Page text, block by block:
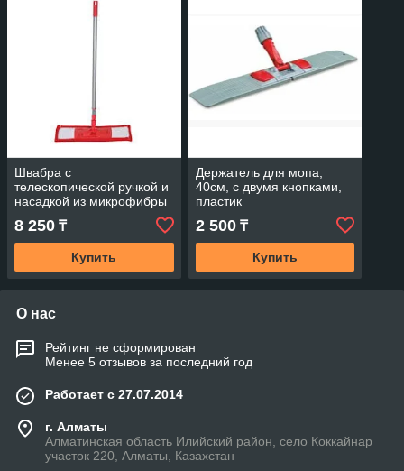
Швабра с
телескопической ручкой и
насадкой из микрофибры
50,40,60 см
8 250 ₸
Купить
Держатель для мопа,
40см, с двумя кнопками,
пластик
2 500₸
Купить
О нас
Рейтинг не сформирован
Менее 5 отзывов за последний год
Работает с 27.07.2014
г. Алматы
Алматинская область Илийский район, село Коккайнар
участок 220, Алматы, Казахстан